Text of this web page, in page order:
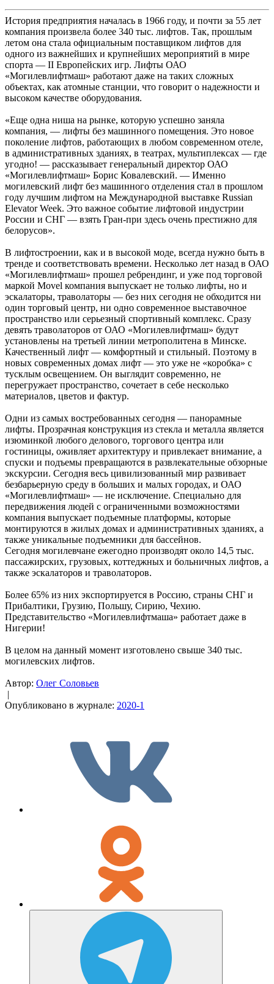
История предприятия началась в 1966 году, и почти за 55 лет
компания произвела более 340 тыс. лифтов. Так, прошлым
летом она стала официальным поставщиком лифтов для
одного из важнейших и крупнейших мероприятий в мире
спорта — II Европейских игр. Лифты ОАО
«Могилевлифтмаш» работают даже на таких сложных
объектах, как атомные станции, что говорит о надежности и
высоком качестве оборудования.
«Еще одна ниша на рынке, которую успешно заняла
компания, — лифты без машинного помещения. Это новое
поколение лифтов, работающих в любом современном отеле,
в административных зданиях, в театрах, мультиплексах — где
угодно! — рассказывает генеральный директор ОАО
«Могилевлифтмаш» Борис Ковалевский. — Именно
могилевский лифт без машинного отделения стал в прошлом
году лучшим лифтом на Международной выставке Russian
Elevator Week. Это важное событие лифтовой индустрии
России и СНГ — взять Гран-при здесь очень престижно для
белорусов».
В лифтостроении, как и в высокой моде, всегда нужно быть в
тренде и соответствовать времени. Несколько лет назад в ОАО
«Могилевлифтмаш» прошел ребрендинг, и уже под торговой
маркой Movel компания выпускает не только лифты, но и
эскалаторы, траволаторы — без них сегодня не обходится ни
один торговый центр, ни одно современное выставочное
пространство или серьезный спортивный комплекс. Сразу
девять траволаторов от ОАО «Могилевлифтмаш» будут
установлены на третьей линии метрополитена в Минске.
Качественный лифт — комфортный и стильный. Поэтому в
новых современных домах лифт — это уже не «коробка» с
тусклым освещением. Он выглядит современно, не
перегружает пространство, сочетает в себе несколько
материалов, цветов и фактур.
Одни из самых востребованных сегодня — панорамные
лифты. Прозрачная конструкция из стекла и металла является
изюминкой любого делового, торгового центра или
гостиницы, оживляет архитектуру и привлекает внимание, а
спуски и подъемы превращаются в развлекательные обзорные
экскурсии. Сегодня весь цивилизованный мир развивает
безбарьерную среду в больших и малых городах, и ОАО
«Могилевлифтмаш» — не исключение. Специально для
передвижения людей с ограниченными возможностями
компания выпускает подъемные платформы, которые
монтируются в жилых домах и административных зданиях, а
также уникальные подъемники для бассейнов.
Сегодня могилевчане ежегодно производят около 14,5 тыс.
пассажирских, грузовых, коттеджных и больничных лифтов, а
также эскалаторов и траволаторов.
Более 65% из них экспортируется в Россию, страны СНГ и
Прибалтики, Грузию, Польшу, Сирию, Чехию.
Представительство «Могилевлифтмаша» работает даже в
Нигерии!
В целом на данный момент изготовлено свыше 340 тыс.
могилевских лифтов.
Автор: Олег Соловьев
|
Опубликовано в журнале: 2020-1